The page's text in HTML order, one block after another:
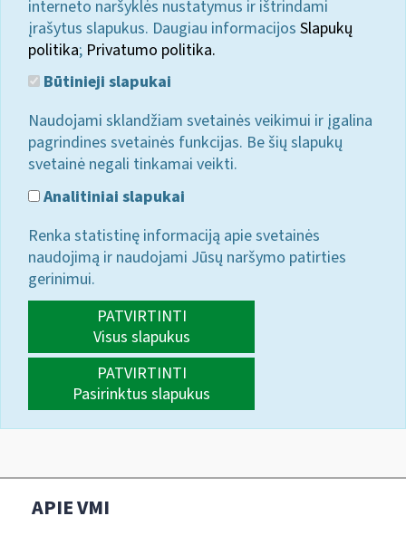
interneto naršyklės nustatymus ir ištrindami
įrašytus slapukus. Daugiau informacijos Slapukų
politika; Privatumo politika.
Būtinieji slapukai
Naudojami sklandžiam svetainės veikimui ir įgalina
pagrindines svetainės funkcijas. Be šių slapukų
svetainė negali tinkamai veikti.
Analitiniai slapukai
Renka statistinę informaciją apie svetainės
naudojimą ir naudojami Jūsų naršymo patirties
gerinimui.
PATVIRTINTI
Visus slapukus
PATVIRTINTI
Pasirinktus slapukus
APIE VMI